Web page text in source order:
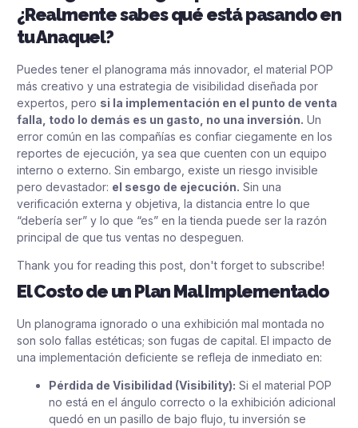
¿Realmente sabes qué está pasando en
tu Anaquel?
Puedes tener el planograma más innovador, el material POP
más creativo y una estrategia de visibilidad diseñada por
expertos, pero si la implementación en el punto de venta
falla, todo lo demás es un gasto, no una inversión. Un
error común en las compañías es confiar ciegamente en los
reportes de ejecución, ya sea que cuenten con un equipo
interno o externo. Sin embargo, existe un riesgo invisible
pero devastador: el sesgo de ejecución. Sin una
verificación externa y objetiva, la distancia entre lo que
“debería ser” y lo que “es” en la tienda puede ser la razón
principal de que tus ventas no despeguen.
Thank you for reading this post, don't forget to subscribe!
El Costo de un Plan Mal Implementado
Un planograma ignorado o una exhibición mal montada no
son solo fallas estéticas; son fugas de capital. El impacto de
una implementación deficiente se refleja de inmediato en:
Pérdida de Visibilidad (Visibility): Si el material POP
no está en el ángulo correcto o la exhibición adicional
quedó en un pasillo de bajo flujo, tu inversión se